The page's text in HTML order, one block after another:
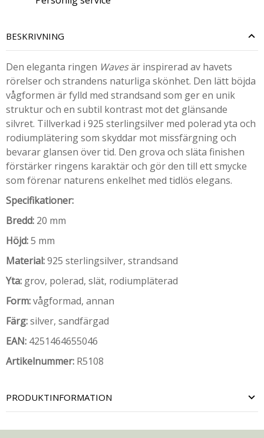
BESKRIVNING
Den eleganta ringen Wavesär inspirerad av havets
rörelser och strandens naturliga skönhet. Den lätt böjda
vågformen är fylld med strandsand som ger en unik
struktur och en subtil kontrast mot det glänsande
silvret. Tillverkad i 925 sterlingsilver med polerad yta och
rodiumplätering som skyddar mot missfärgning och
bevarar glansen över tid. Den grova och släta finishen
förstärker ringens karaktär och gör den till ett smycke
som förenar naturens enkelhet med tidlös elegans.
Specifikationer:
Bredd: 20 mm
Höjd:5 mm
Material:925 sterlingsilver, strandsand
Yta: grov, polerad, slät, rodiumpläterad
Form:vågformad, annan
Färg:silver, sandfärgad
EAN: 4251464655046
Artikelnummer: R5108
PRODUKTINFORMATION